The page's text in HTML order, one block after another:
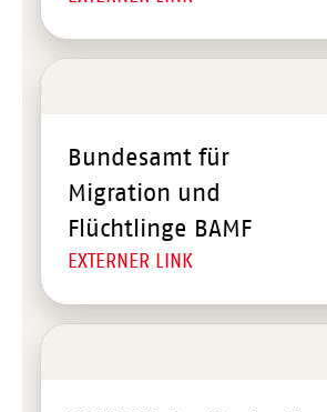
Bundesamt für
Migration und
Flüchtlinge BAMF
EXTERNER LINK